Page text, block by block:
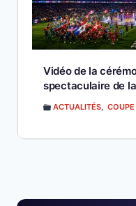
Vidéo de la
spectaculaire de
ACTUALITÉS,